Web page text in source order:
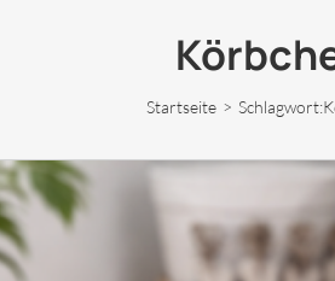
Startseite Schlagwort: